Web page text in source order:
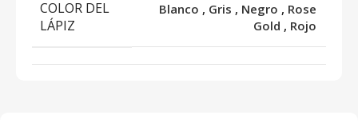
COLOR DEL
LÁPIZ
Blanco , Gris , Negro , Rose
Gold , Rojo